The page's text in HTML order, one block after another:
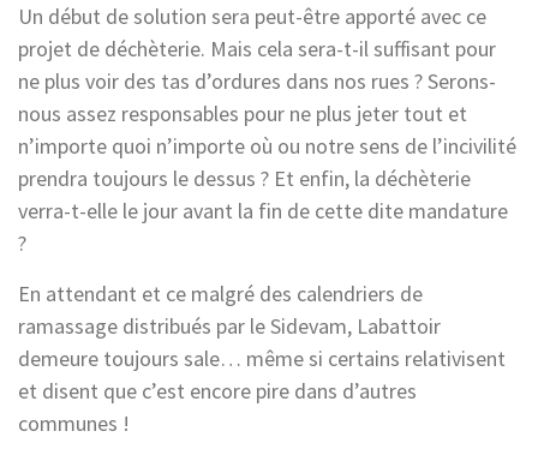
Un début de solution sera peut-être apporté avec ce
projet de déchèterie. Mais cela sera-t-il suffisant pour
ne plus voir des tas d’ordures dans nos rues ? Serons-
nous assez responsables pour ne plus jeter tout et
n’importe quoi n’importe où ou notre sens de l’incivilité
prendra toujours le dessus ? Et enfin, la déchèterie
verra-t-elle le jour avant la fin de cette dite mandature
?
En attendant et ce malgré des calendriers de
ramassage distribués par le Sidevam, Labattoir
demeure toujours sale… même si certains relativisent
et disent que c’est encore pire dans d’autres
communes !